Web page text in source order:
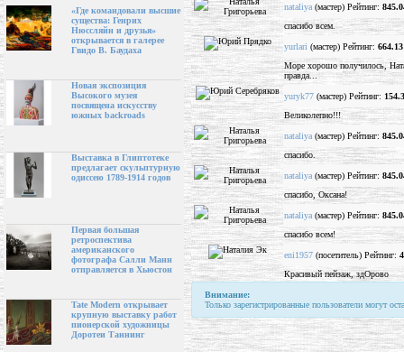
«Где командовали высшие
существа: Генрих
Нюссляйн и друзья»
открывается в галерее
Гвидо В. Баудаха
Новая экспозиция
Высокого музея
посвящена искусству
южных backroads
Выставка в Глиптотеке
предлагает скульптурную
одиссею 1789-1914 годов
Первая большая
ретроспектива
американского
фотографа Салли Манн
отправляется в Хьюстон
Tate Modern открывает
крупную выставку работ
пионерской художницы
Доротеи Таннинг
nataliya (мастер) Рейтинг:
спасибо всем.
yurlari (мастер) Рейтинг: 664.13
Море хорошо получилось,
правда...
yuryk77 (мастер) Рейтинг:
Великолепно!!!
nataliya (мастер) Рейтинг:
спасибо.
nataliya (мастер) Рейтинг:
спасибо, Оксана!
nataliya (мастер) Рейтинг:
спасибо всем!
eni1957 (посетитель) Рейтинг:
Красивый пейзаж, здОрово
Внимание:
Только зарегистрированные пользователи могут